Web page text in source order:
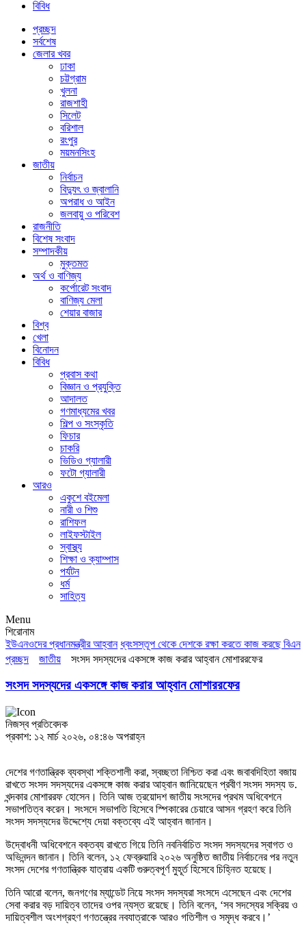
বিবিধ
প্রচ্ছদ
সর্বশেষ
জেলার খবর
ঢাকা
চট্টগ্রাম
খুলনা
রাজশাহী
সিলেট
বরিশাল
রংপুর
ময়মনসিংহ
জাতীয়
নির্বাচন
বিদ্যুৎ ও জ্বালানি
অপরাধ ও আইন
জলবায়ু ও পরিবেশ
রাজনীতি
বিশেষ সংবাদ
সম্পাদকীয়
মুক্তমত
অর্থ ও বাণিজ্য
কর্পোরেট সংবাদ
বাণিজ্য মেলা
শেয়ার বাজার
বিশ্ব
খেলা
বিনোদন
বিবিধ
প্রবাস কথা
বিজ্ঞান ও প্রযুক্তি
আদালত
গণমাধ্যমের খবর
শিল্প ও সংস্কৃতি
ফিচার
চাকরি
ভিডিও গ্যালারী
ফটো গ্যালারী
আরও
একুশে বইমেলা
নারী ও শিশু
রাশিফল
লাইফস্টাইল
স্বাস্থ্য
শিক্ষা ও ক্যাম্পাস
পর্যটন
ধর্ম
সাহিত্য
Menu
শিরোনাম
প্রধানমন্ত্রীর আহ্বান ধ্বংসস্তূপ থেকে দেশকে রক্ষা করতে কাজ করছে বিএনপি :
প্রচ্ছদ
জাতীয় সংসদ সদস্যদের একসঙ্গে কাজ করার আহ্বান মোশাররফের
সংসদ সদস্যদের একসঙ্গে কাজ করার আহ্বান মোশাররফের
নিজস্ব প্রতিবেদক
প্রকাশ: ১২ মার্চ ২০২৬, ০৪:৪৬ অপরাহ্ন
দেশের গণতান্ত্রিক ব্যবস্থা শক্তিশালী করা, স্বচ্ছতা নিশ্চিত করা এবং জবাবদিহিতা বজায়
রাখতে সংসদ সদস্যদের একসঙ্গে কাজ করার আহ্বান জানিয়েছেন প্রবীণ সংসদ সদস্য ড.
খন্দকার মোশাররফ হোসেন। তিনি আজ ত্রয়োদশ জাতীয় সংসদের প্রথম অধিবেশনে
সভাপতিত্ব করেন। সংসদে সভাপতি হিসেবে স্পিকারের চেয়ারে আসন গ্রহণ করে তিনি
সংসদ সদস্যদের উদ্দেশ্যে দেয়া বক্তব্যে এই আহ্বান জানান।
উদ্বোধনী অধিবেশনে বক্তব্য রাখতে গিয়ে তিনি নবনির্বাচিত সংসদ সদস্যদের স্বাগত ও
অভিনন্দন জানান। তিনি বলেন, ১২ ফেব্রুয়ারি ২০২৬ অনুষ্ঠিত জাতীয় নির্বাচনের পর নতুন
সংসদ দেশের গণতান্ত্রিক যাত্রায় একটি গুরুত্বপূর্ণ মুহূর্ত হিসেবে চিহ্নিত হয়েছে।
তিনি আরো বলেন, জনগণের ম্যান্ডেট নিয়ে সংসদ সদস্যরা সংসদে এসেছেন এবং দেশের
সেবা করার বড় দায়িত্ব তাদের ওপর ন্যস্ত রয়েছে। তিনি বলেন, ‘সব সদস্যের সক্রিয় ও
দায়িত্বশীল অংশগ্রহণ গণতন্ত্রের নবযাত্রাকে আরও গতিশীল ও সমৃদ্ধ করবে।’